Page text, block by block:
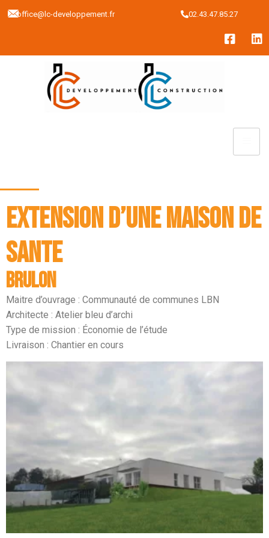
office@lc-developpement.fr 02.43.47.85.27
EXTENSION D’UNE MAISON DE
SANTE
BRULON
Maitre d’ouvrage : Communauté de communes LBN
Architecte : Atelier bleu d’archi
Type de mission : Économie de l’étude
Livraison : Chantier en cours